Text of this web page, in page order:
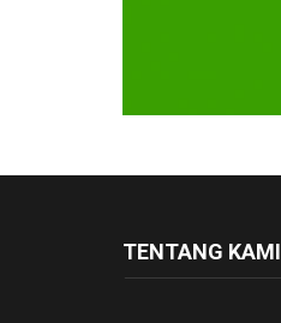
TENTANG KAMI